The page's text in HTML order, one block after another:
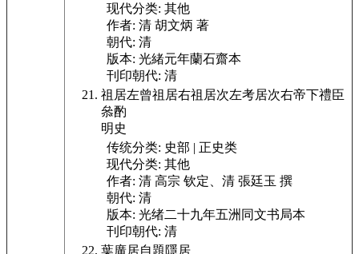
现代分类: 其他
作者: 清 胡文炳 著
朝代: 清
版本: 光緒元年蘭石齋本
刊印朝代: 清
祖居左曾祖居右祖居次左考居次右帝下禮臣
叅酌
明史
传统分类: 史部 | 正史类
现代分类: 其他
作者: 清 高宗 钦定、清 張廷玉 撰
朝代: 清
版本: 光绪二十九年五洲同文书局本
刊印朝代: 清
葉廣居自題隱居